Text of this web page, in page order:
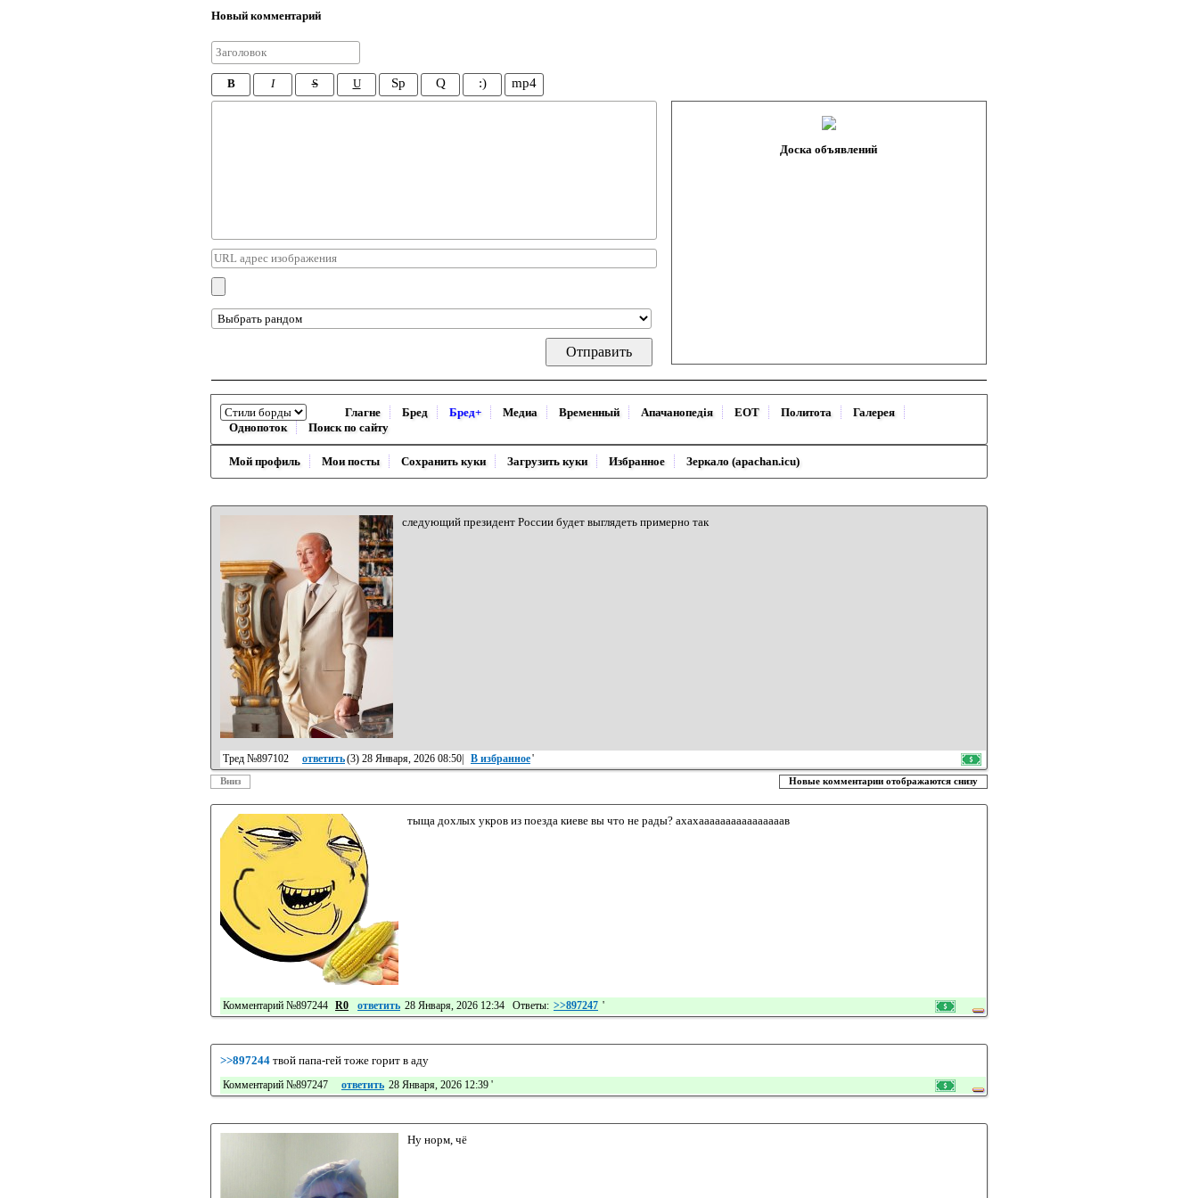
Новый комментарий
B I S U Sp Q :) mp4
Доска объявлений
Глагне Бред Бред+ Медиа Временный Апачанопедiя ЕОТ Политота
Галерея
Однопоток
Поиск по сайту
Мой профиль Мои посты Сохранить куки Загрузить куки Избранное Зеркало (apachan.icu)
следующий президент России будет выглядеть примерно так
Тред №897102 ответить(3) 28 Января, 2026 08:50| В избранное'
Вниз Новые комментарии отображаются снизу
тыща дохлых укров из поезда киеве вы что не рады? ахахаааааааааааааааав
Комментарий №897244 R0 ответить 28 Января, 2026 12:34 Ответы: >>897247 '
>>897244 твой папа-гей тоже горит в аду
Комментарий №897247 ответить 28 Января, 2026 12:39 '
Ну норм, чё